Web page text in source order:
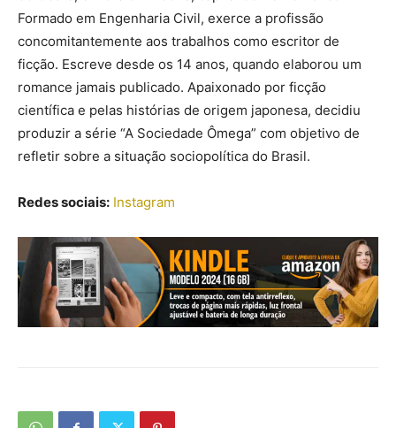
Formado em Engenharia Civil, exerce a profissão
concomitantemente aos trabalhos como escritor de
ficção. Escreve desde os 14 anos, quando elaborou um
romance jamais publicado. Apaixonado por ficção
científica e pelas histórias de origem japonesa, decidiu
produzir a série “A Sociedade Ômega” com objetivo de
refletir sobre a situação sociopolítica do Brasil.
Redes sociais: Instagram